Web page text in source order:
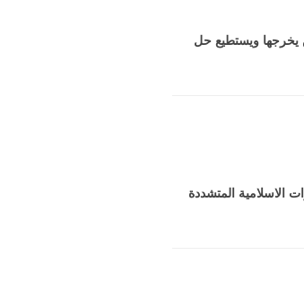
يخرجها ويستطيع حل
الاسلامية المتشددة